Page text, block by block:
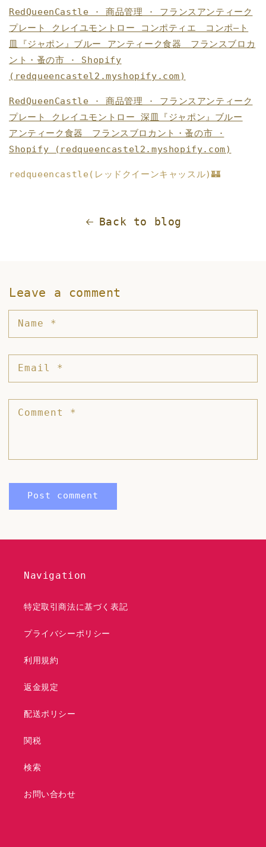
RedQueenCastle · 商品管理 · フランスアンティーク
プレート クレイユモントロー コンポティエ コンポ―ト
皿『ジャポン』ブルー アンティーク食器 フランスブロカ
ント・蚤の市 · Shopify
(redqueencastel2.myshopify.com)
RedQueenCastle · 商品管理 · フランスアンティーク
プレート クレイユモントロー 深皿『ジャポン』ブルー
アンティーク食器 フランスブロカント・蚤の市 ·
Shopify (redqueencastel2.myshopify.com)
redqueencastle(レッドクイーンキャッスル)🏰
Back to blog
Leave a comment
Name *
Email *
Comment *
Navigation
特定取引商法に基づく表記
プライバシーポリシー
利用規約
返金規定
配送ポリシー
関税
検索
お問い合わせ